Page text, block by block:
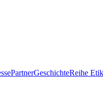
PartnerGeschichteReihe